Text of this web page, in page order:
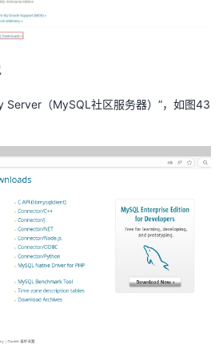
Server（MySQL社区服务器）”，如图43